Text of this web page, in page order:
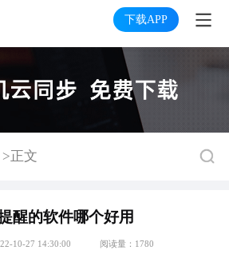
下载APP
>正文
醒的软件哪个好用
10-27 14:30:00 阅读量：1780